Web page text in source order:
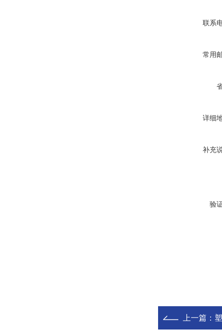
联系
常用
详细
补充
验
上一篇：